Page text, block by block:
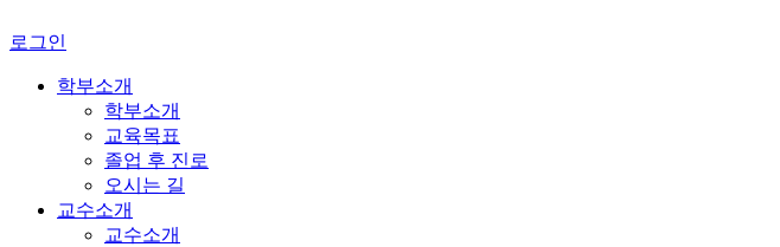
로그인
학부소개
학부소개
교육목표
졸업 후 진로
오시는 길
교수소개
교수소개